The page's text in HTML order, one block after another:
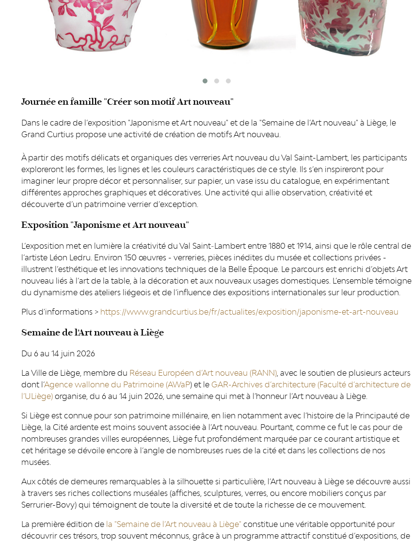
Journée en famille "Créer son motif Art nouveau"
Dans le cadre de l’exposition "Japonisme et Art nouveau" et de la "Semaine de l’Art nouveau" à Liège, le
Grand Curtius propose une activité de création de motifs Art nouveau.
À partir des motifs délicats et organiques des verreries Art nouveau du Val Saint-Lambert, les participants
exploreront les formes, les lignes et les couleurs caractéristiques de ce style. Ils s’en inspireront pour
imaginer leur propre décor et personnaliser, sur papier, un vase issu du catalogue, en expérimentant
différentes approches graphiques et décoratives. Une activité qui allie observation, créativité et
découverte d’un patrimoine verrier d’exception.
Exposition "Japonisme et Art nouveau"
L’exposition met en lumière la créativité du Val Saint‑Lambert entre 1880 et 1914, ainsi que le rôle central de
l’artiste Léon Ledru. Environ 150 œuvres - verreries, pièces inédites du musée et collections privées -
illustrent l’esthétique et les innovations techniques de la Belle Époque. Le parcours est enrichi d’objets Art
nouveau liés à l’art de la table, à la décoration et aux nouveaux usages domestiques. L’ensemble témoigne
du dynamisme des ateliers liégeois et de l’influence des expositions internationales sur leur production.
Plus d'informations > https://www.grandcurtius.be/fr/actualites/exposition/japonisme-et-art-nouveau
Semaine de l’Art nouveau à Liège
Du 6 au 14 juin 2026
La Ville de Liège, membre du Réseau Européen d’Art nouveau (RANN), avec le soutien de plusieurs acteurs
dont l’Agence wallonne du Patrimoine (AWaP) et le GAR-Archives d’architecture (Faculté d’architecture de
l’ULiège) organise, du 6 au 14 juin 2026, une semaine qui met à l’honneur l’Art nouveau à Liège.
Si Liège est connue pour son patrimoine millénaire, en lien notamment avec l’histoire de la Principauté de
Liège, la Cité ardente est moins souvent associée à l’Art nouveau. Pourtant, comme ce fut le cas pour de
nombreuses grandes villes européennes, Liège fut profondément marquée par ce courant artistique et
cet héritage se dévoile encore à l’angle de nombreuses rues de la cité et dans les collections de nos
musées.
Aux côtés de demeures remarquables à la silhouette si particulière, l’Art nouveau à Liège se découvre aussi
à travers ses riches collections muséales (affiches, sculptures, verres, ou encore mobiliers conçus par
Serrurier-Bovy) qui témoignent de toute la diversité et de toute la richesse de ce mouvement.
La première édition de la "Semaine de l’Art nouveau à Liège" constitue une véritable opportunité pour
découvrir ces trésors, trop souvent méconnus, grâce à un programme attractif constitué d’expositions, de